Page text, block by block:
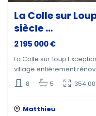
La Colle sur
siècle ...
2 195 000 €
La Colle sur Loup
village entièrement
8
5
Matthieu